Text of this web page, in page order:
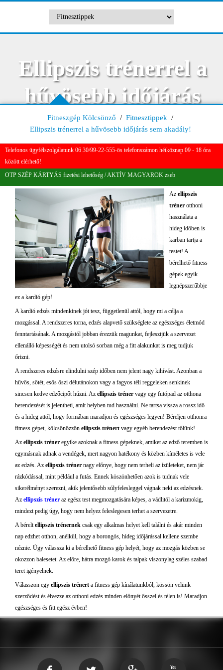
Ellipszis trénerrel a
hűvösebb időjárás
sem akadály!
Fitneszgép Kölcsönző / Fitnesztippek /
Ellipszis trénerrel a hűvösebb időjárás sem akadály!
Telefonos ügyfélszolgálatunk 06 30/99-22-555-ös telefonszámon hétköznap 09 - 18 óra
között elérhető!
OTP SZÉP KÁRTYÁS fizetési lehetőség / AKTÍV MAGYAROK zseb
Az ellipszis
tréner otthoni
használata a
hideg időben is
karban tartja a
testet! A
bérelhető fitness
gépek egyik
legnépszerűbbje
ez a kardió gép!
A kardió edzés mindenkinek jót tesz, függetlenül attól, hogy mi a célja a
mozgással. A rendszeres torna, edzés alapvető szükséglete az egészséges életmód
fenntartásának. A mozgástól jobban érezzük magunkat, fejlesztjük a szervezet
ellenálló képességét és nem utolsó sorban még a fitt alakunkat is meg tudjuk
őrizni.
A rendszeres edzésre elindulni szép időben nem jelent nagy kihívást. Azonban a
hűvös, sötét, esős őszi délutánokon vagy a fagyos téli reggeleken senkinek
sincsen kedve edzőcipőt húzni. Az ellipszis tréner vagy egy futópad az otthona
berendezését is jelentheti, amit helyben tud használni. Ne tartsa vissza a rossz idő
és a hideg attól, hogy formában maradjon és egészséges legyen! Béreljen otthonra
fitness gépet, kölcsönözzön ellipszis trénert vagy egyéb berendezést tőlünk!
Az ellipszis tréner egyike azoknak a fitness gépeknek, amiket az edző teremben is
egymásnak adnak a vendégek, mert nagyon hatékony és közben kíméletes is vele
az edzés. Az ellipszis tréner nagy előnye, hogy nem terheli az ízületeket, nem jár
rázkódással, mint például a futás. Ennek köszönhetően azok is tudnak vele
sikerélményt szerezni, akik jelentősebb súlyfelesleggel vágnak neki az edzésnek.
Az ellipszis tréner az egész test megmozgatására képes, a vádlitól a karizmokig,
mindezt pedig úgy, hogy nem helyez feleslegesen terhet a szervezetre.
A béreltellipszis trénernek csak egy alkalmas helyet kell találni és akár minden
nap edzhet otthon, anélkül, hogy a borongós, hideg időjárással kellene szembe
néznie. Úgy válassza ki a bérelhető fitness gép helyét, hogy az mozgás közben se
okozzon balesetet. Az előre, hátra mozgó karok és talpak viszonylag széles szabad
teret igényelnek.
Válasszon egy ellipszis trénert a fitness gép kínálatunkból, kössön velünk
szerződést és élvezze az otthoni edzés minden előnyét ősszel és télen is! Maradjon
egészséges és fitt egész évben!